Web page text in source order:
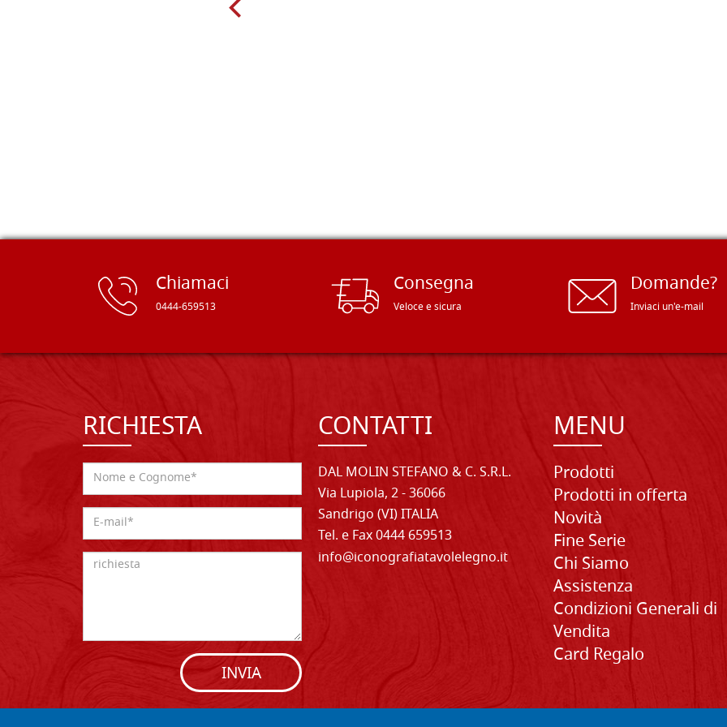
Chiamaci
0444-659513
Consegna
Veloce e sicura
Domande?
Inviaci un'e-mail
RICHIESTA
INVIA
CONTATTI
DAL MOLIN STEFANO & C. S.R.L.
Via Lupiola, 2 - 36066
Sandrigo (VI) ITALIA
Tel. e Fax 0444 659513
info@iconografiatavolelegno.it
MENU
Prodotti
Prodotti in offerta
Novità
Fine Serie
Chi Siamo
Assistenza
Condizioni Generali di
Vendita
Card Regalo